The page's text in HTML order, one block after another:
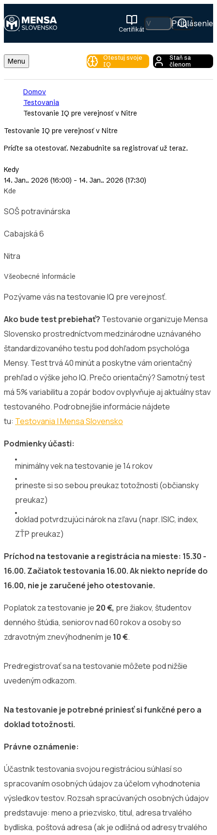
to
main
content
Certifikát
Hľadať Prihlásenie
Toggle
Menu
Menu
Otestuj svoje
IQ
Staň sa
členom
Breadcrumb
Domov
Testovania
Testovanie IQ pre verejnosť v Nitre
Testovanie IQ pre verejnosť v Nitre
Príďte sa otestovať. Nezabudnite sa registrovať už teraz.
Kedy
14. Jan.. 2026 (16:00) - 14. Jan.. 2026 (17:30)
Kde
SOŠ potravinárska
Cabajská 6
Nitra
Všeobecné informácie
Pozývame vás na testovanie IQ pre verejnosť.
Ako bude test prebiehať? Testovanie organizuje Mensa
Slovensko prostredníctvom medzinárodne uznávaného
štandardizovaného testu pod dohľadom psychológa
Mensy. Test trvá 40 minút a poskytne vám orientačný
prehľad o výške jeho IQ. Prečo orientačný? Samotný test
má 5% variabilitu a zopár bodov ovplyvňuje aj aktuálny stav
testovaného. Podrobnejšie informácie nájdete
tu: Testovania | Mensa Slovensko
Podmienky účasti:
minimálny vek na testovanie je 14 rokov
prineste si so sebou preukaz totožnosti (občiansky
preukaz)
doklad potvrdzujúci nárok na zľavu (napr. ISIC, index,
ZŤP preukaz)
Príchod na testovanie a registrácia na mieste: 15.30 -
16.00. Začiatok testovania 16.00. Ak niekto nepríde do
16.00, nie je zaručené jeho otestovanie.
Poplatok za testovanie je 20 €, pre žiakov, študentov
denného štúdia, seniorov nad 60 rokov a osoby so
zdravotným znevýhodnením je 10 €.
Predregistrovať sa na testovanie môžete pod nižšie
uvedeným odkazom.
Na testovanie je potrebné priniesť si funkčné pero a
doklad totožnosti.
Právne oznámenie:
Účastník testovania svojou registráciou súhlasí so
spracovaním osobných údajov za účelom vyhodnotenia
výsledkov testov. Rozsah spracúvaných osobných údajov
predstavuje: meno a priezvisko, titul, adresa trvalého
bydliska, poštová adresa (ak je odlišná od adresy trvalého